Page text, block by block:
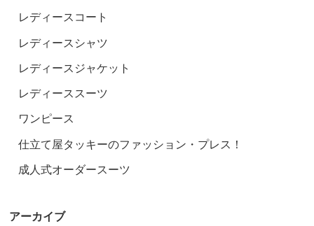
レディースコート
レディースシャツ
レディースジャケット
レディーススーツ
ワンピース
仕立て屋タッキーのファッション・プレス！
成人式オーダースーツ
アーカイブ